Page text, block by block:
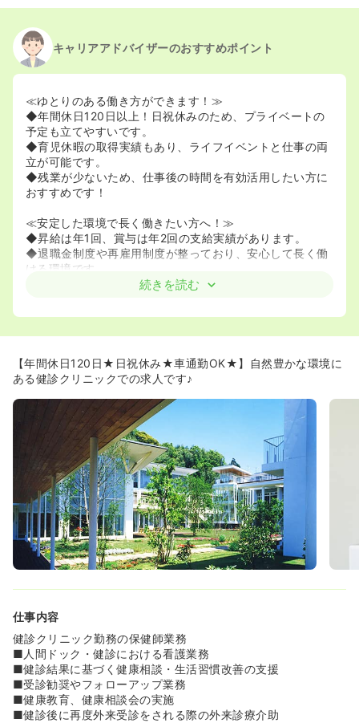
2022/09/21保健師を募集中
キャリアアドバイザーのおすすめポイント
≪ゆとりのある働き方ができます！≫
◆年間休日120日以上！日祝休みのため、プライベートの
予定も立てやすいです。
◆育児休暇の取得実績もあり、ライフイベントと仕事の両
立が可能です。
◆残業が少ないため、仕事後の時間を有効活用したい方に
おすすめです！
≪安定した環境で長く働きたい方へ！≫
◆昇給は年1回、賞与は年2回の支給実績があります。
◆退職金制度や再雇用制度が整っており、安心して長く働
ける環境です。
◆自然に恵まれた環境の中で、最新鋭・最高機種を用いた
経験を積んでいけます！
◆2001年度グッドデザイン賞を受賞した、リゾートホテル
のような空間で心穏やかに働くことができます。
◆企業オーナーやVIPといった顧客層のため、ホスピタリ
ティ精神を活かして働くことができます。
続きを読む
【年間休日120日★日祝休み★車通勤OK★】自然豊かな環境に
ある健診クリニックでの求人です♪
仕事内容
健診クリニック勤務の保健師業務
■人間ドック・健診における看護業務
■健診結果に基づく健康相談・生活習慣改善の支援
■受診勧奨やフォローアップ業務
■健康教育、健康相談会の実施
■健診後に再度外来受診をされる際の外来診療介助